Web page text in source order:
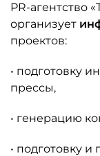
PR-агентство
организует
проектов:
• подготовку
прессы,
• генерацию
• подготовку